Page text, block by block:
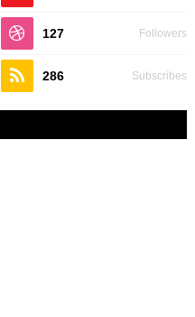
127 Followers
286 Subscribes